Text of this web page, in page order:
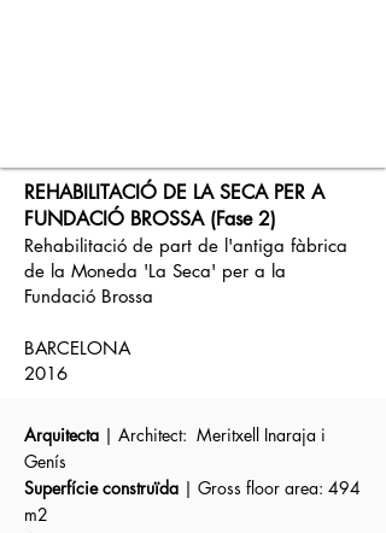
REHABILITACIÓ DE LA SECA PER A
FUNDACIÓ BROSSA (Fase 2)
Rehabilitació de part de l'antiga fàbrica
de la Moneda 'La Seca' per a la
Fundació Brossa
BARCELONA
2016​​
Arquitecta | Architect: Meritxell Inaraja i
Genís
Superfície construïda | Gross floor area: 494
m2